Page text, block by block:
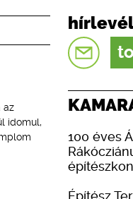
az
idomul,
100 éves
Építész